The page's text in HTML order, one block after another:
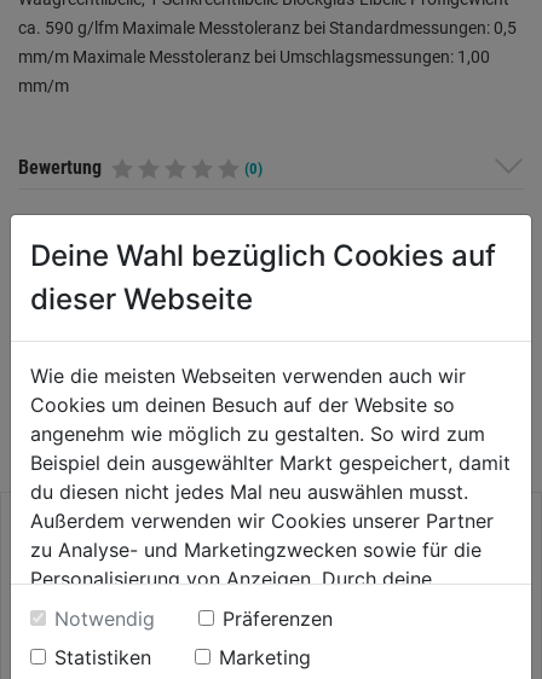
ca. 590 g/lfm Maximale Messtoleranz bei Standardmessungen: 0,5
mm/m Maximale Messtoleranz bei Umschlagsmessungen: 1,00
mm/m
Bewertung (0)
HERSTELLERINFORMATIONEN
WEITERE PRODUKTE AUS DIESER
KATEGORIE
Deine Wahl bezüglich Cookies auf
dieser Webseite
Wie die meisten Webseiten verwenden auch wir
Cookies um deinen Besuch auf der Website so
angenehm wie möglich zu gestalten. So wird zum
Beispiel dein ausgewählter Markt gespeichert, damit
du diesen nicht jedes Mal neu auswählen musst.
Außerdem verwenden wir Cookies unserer Partner
zu Analyse- und Marketingzwecken sowie für die
Personalisierung von Anzeigen. Durch deine
Einwilligung werden die Daten von Drittanbieter,
unter anderem auch in den USA, verarbeitet.
Durch Klick auf "Alle Cookies erlauben" stimmst du
Notwendig
Präferenzen
Statistiken
Marketing